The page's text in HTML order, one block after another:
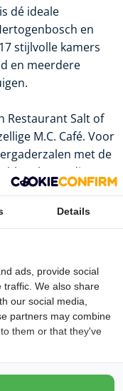
dé ideale
en
stijlvolle kamers
en meerdere
Restaurant Salt of
M.C. Café. Voor
met de
bovendien
professionele
van
is het hotel
Meld je aan!
Details
ads, provide social
traffic. We also share
our social media,
partners may combine
them or that they've